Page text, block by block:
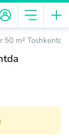
m² Toshkentda